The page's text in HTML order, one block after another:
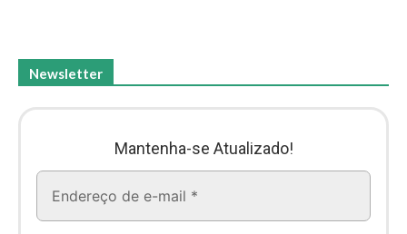
Newsletter
Mantenha-se Atualizado!